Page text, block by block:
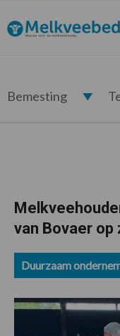
de
hoofdnavigatie
de
hoofd
de
eerste
de
voettekst
Melkveebedrijf.nl
Bemesting
van Bovaer op
Duurzaam